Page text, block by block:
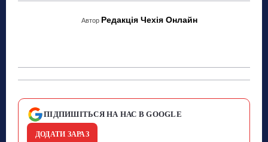
Автор Редакція Чехія Онлайн
ПІДПИШІТЬСЯ НА НАС В GOOGLE
ДОДАТИ ЗАРАЗ